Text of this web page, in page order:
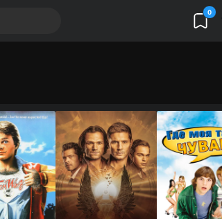
0